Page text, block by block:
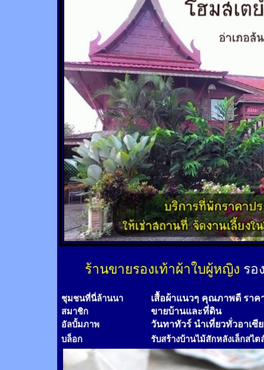
ร้านขายรองเท้าผ้าใบผู้หญิง รอ
ชุมชนที่นี่ล้านนา เสื้อผ้าแนวๆ คุณภาพดี ราค
สมาชิก ขายบ้านและที่ดิน
อัลบั้มภาพ วันทาทัวร์ นำเที่ยวทั่วอาเซี
บล็อก รับสร้างบ้านไม้สักหลังเล็กสไต